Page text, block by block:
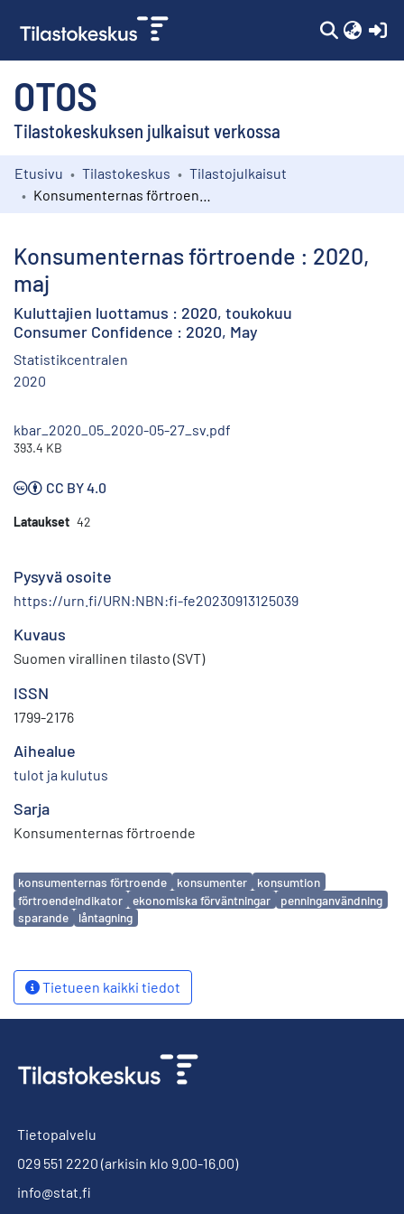
OTOS
Tilastokeskuksen julkaisut verkossa
Kokoelmat
Etusivu Tilastokeskus
Tilastojulkaisut
Konsumenternas förtroende : 2020,
maj
Kuluttajien luottamus : 2020, toukokuu
Consumer Confidence : 2020, May
Statistikcentralen
2020
kbar_2020_05_2020-05-27_sv.pdf
393.4 KB
CC BY 4.0
Lataukset 42
Pysyvä osoite
https://urn.fi/URN:NBN:fi-fe20230913125039
Kuvaus
Suomen virallinen tilasto (SVT)
ISSN
1799-2176
Aihealue
tulot ja kulutus
Sarja
Konsumenternas förtroende
Avainsanat
konsumenternas förtroende konsumenter
konsumtion
förtroendeindikator
ekonomiska förväntningar
penninganvändning
sparande
låntagning
Tietueen kaikki tiedot
Tietopalvelu
029 551 2220 (arkisin klo 9.00-16.00)
info@stat.fi